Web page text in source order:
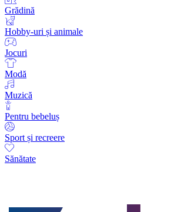
Grădină
Hobby-uri și animale
Jocuri
Modă
Muzică
Pentru bebeluș
Sport și recreere
Sănătate